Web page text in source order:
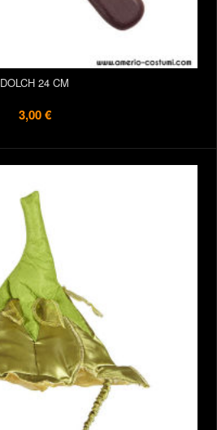
DOLCH 24 CM
3,00 €